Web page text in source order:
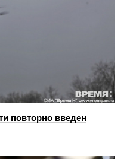
повторно введен